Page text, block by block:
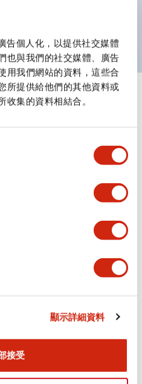
告個人化，以提供社交媒體
也與我們的社交媒體、廣告
用我們網站的資料，這些合
所提供給他們的其他資料或
收集的資料相結合。
顯示詳細資料
接受
與標準